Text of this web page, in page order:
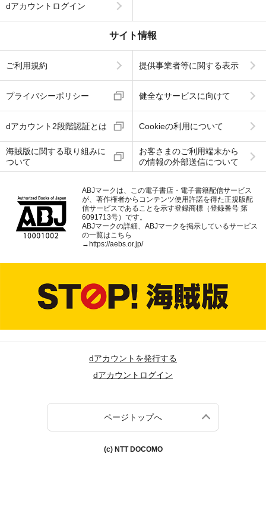
dアカウントログイン
サイト情報
ご利用規約 提供事業者等に関する表示
プライバシーポリシー 健全なサービスに向けて
dアカウント2段階認証とは Cookieの利用について
海賊版に関する取り組みに
ついて
お客さまのご利用端末から
の情報の外部送信について
ABJマークは、この電子書店・電子書籍配信サービス
が、著作権者からコンテンツ使用許諾を得た正規版配
信サービスであることを示す登録商標（登録番号 第
6091713号）です。
ABJマークの詳細、ABJマークを掲示しているサービス
の一覧はこちら
→https://aebs.or.jp/
dアカウントを発行する
dアカウントログイン
ページトップへ
(c) NTT DOCOMO